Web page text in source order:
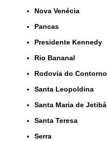
Nova Venécia
Pancas
Presidente Kennedy
Rio Bananal
Rodovia do Contorno
Santa Leopoldina
Santa Maria de Jetibá
Santa Teresa
Serra